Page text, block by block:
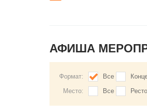
АФИША
Формат: Все
Место:
Все